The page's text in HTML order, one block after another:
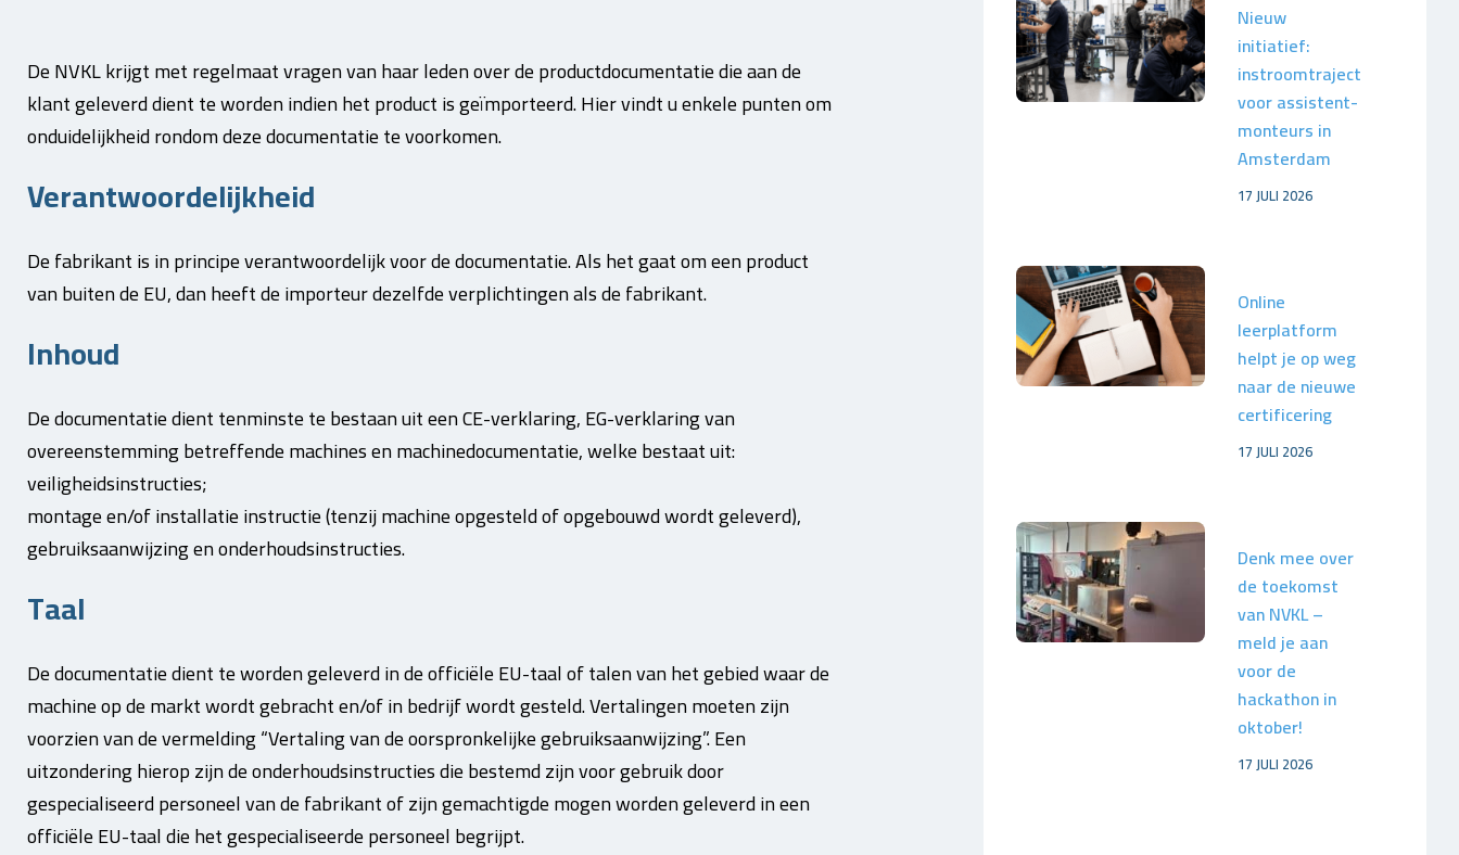
De NVKL krijgt met regelmaat vragen van haar leden over de productdocumentatie die aan de
klant geleverd dient te worden indien het product is geïmporteerd. Hier vindt u enkele punten om
onduidelijkheid rondom deze documentatie te voorkomen.
Verantwoordelijkheid
De fabrikant is in principe verantwoordelijk voor de documentatie. Als het gaat om een product
van buiten de EU, dan heeft de importeur dezelfde verplichtingen als de fabrikant.
Inhoud
De documentatie dient tenminste te bestaan uit een CE-verklaring, EG-verklaring van
overeenstemming betreffende machines en machinedocumentatie, welke bestaat uit:
veiligheidsinstructies;
montage en/of installatie instructie (tenzij machine opgesteld of opgebouwd wordt geleverd),
gebruiksaanwijzing en onderhoudsinstructies.
Taal
De documentatie dient te worden geleverd in de officiële EU-taal of talen van het gebied waar de
machine op de markt wordt gebracht en/of in bedrijf wordt gesteld. Vertalingen moeten zijn
voorzien van de vermelding “Vertaling van de oorspronkelijke gebruiksaanwijzing”. Een
uitzondering hierop zijn de onderhoudsinstructies die bestemd zijn voor gebruik door
gespecialiseerd personeel van de fabrikant of zijn gemachtigde mogen worden geleverd in een
officiële EU-taal die het gespecialiseerde personeel begrijpt.
Nieuw
initiatief:
instroomtraject
voor assistent-
monteurs in
Amsterdam
17 JULI 2026
Online
leerplatform
helpt je op weg
naar de nieuwe
certificering
17 JULI 2026
Denk mee over
de toekomst
van NVKL –
meld je aan
voor de
hackathon in
oktober!
17 JULI 2026